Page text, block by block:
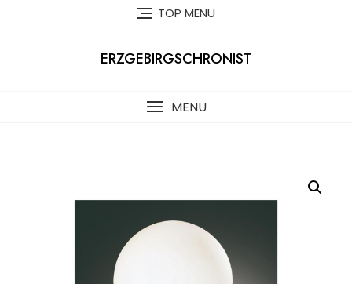
TOP MENU
ERZGEBIRGSCHRONIST
MENU